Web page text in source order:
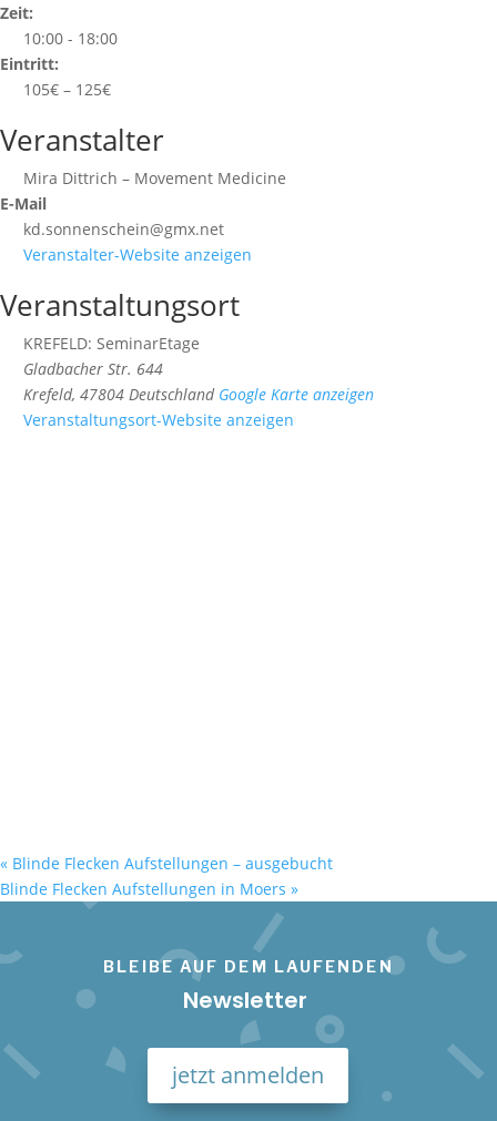
Zeit:
10:00 - 18:00
Eintritt:
105€ – 125€
Veranstalter
Mira Dittrich – Movement Medicine
E-Mail
kd.sonnenschein@gmx.net
Veranstalter-Website anzeigen
Veranstaltungsort
KREFELD: SeminarEtage
Gladbacher Str. 644
Krefeld, 47804 Deutschland Google Karte anzeigen
Veranstaltungsort-Website anzeigen
« Blinde Flecken Aufstellungen – ausgebucht
Blinde Flecken Aufstellungen in Moers »
BLEIBE AUF DEM LAUFENDEN
Newsletter
jetzt anmelden